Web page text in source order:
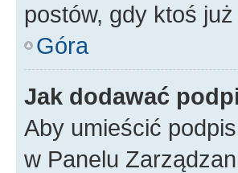
postów, gdy ktoś
Góra
Jak dodawać
Aby umieścić
w Panelu